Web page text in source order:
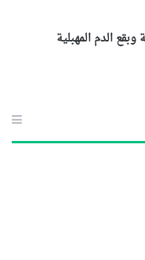
وبقع الدم المهبلية